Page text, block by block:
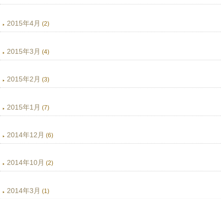
2015年4月 (2)
2015年3月 (4)
2015年2月 (3)
2015年1月 (7)
2014年12月 (6)
2014年10月 (2)
2014年3月 (1)